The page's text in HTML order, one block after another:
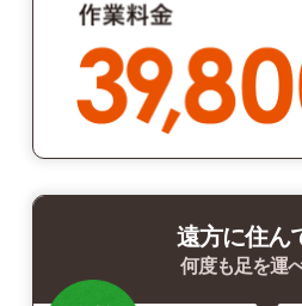
遠方に住ん
何度も足を運